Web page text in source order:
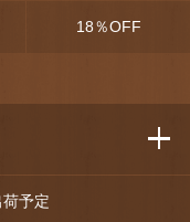
18％OFF
荷予定